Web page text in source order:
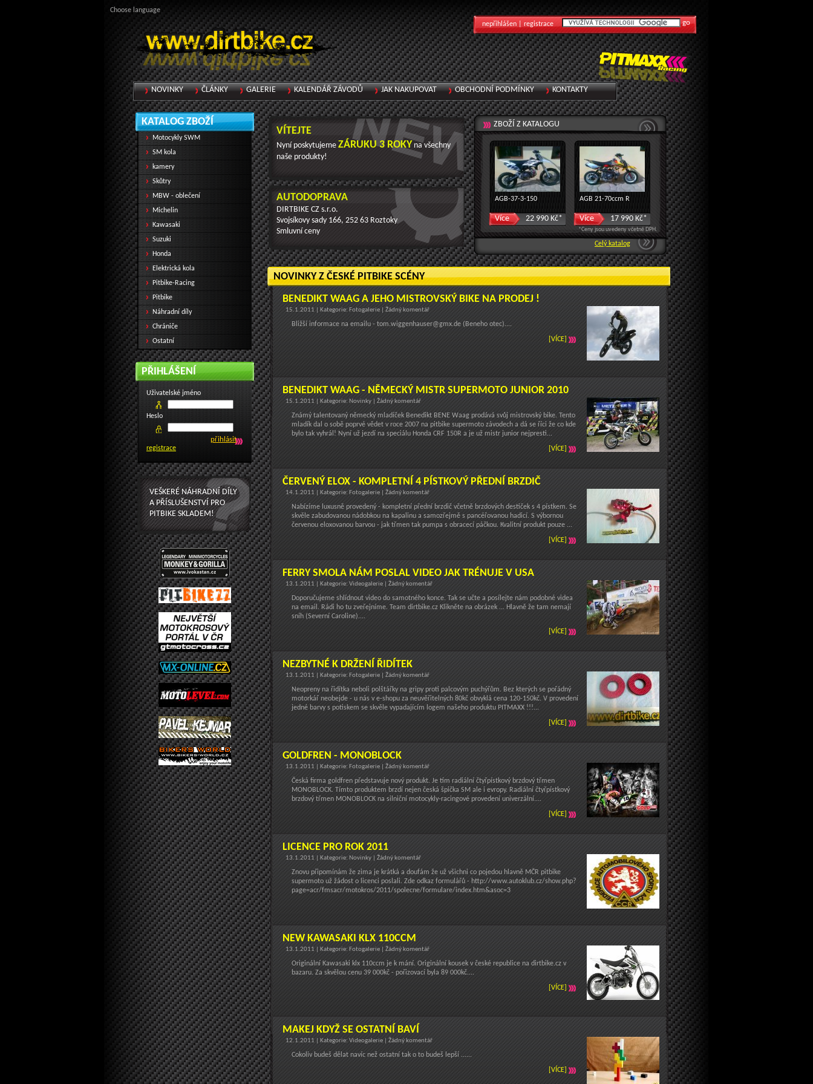
ZBOŽÍ Z KATALOGU
AGB-37-3-150
Více 22 990 Kč*
AGB 21-70ccm R
Více 17 990 Kč*
*Ceny jsou uvedeny včetně DPH.
Celý katalog
VÍTEJTE
Nyní poskytujeme ZÁRUKU 3 ROKY na všechny
naše produkty!
AUTODOPRAVA
DIRTBIKE CZ s.r.o.
Svojsíkovy sady 166, 252 63 Roztoky
Smluvní ceny
NOVINKY Z ČESKÉ PITBIKE SCÉNY
BENEDIKT WAAG A JEHO MISTROVSKÝ BIKE NA PRODEJ !
15.1.2011 | Kategorie: Fotogalerie | Žádný komentář
Bližší informace na emailu - tom.wiggenhauser@gmx.de (Beneho otec)....
[VÍCE]
BENEDIKT WAAG - NĚMECKÝ MISTR SUPERMOTO JUNIOR 2010
15.1.2011 | Kategorie: Novinky | Žádný komentář
Známý talentovaný německý mladíček Benedikt BENE Waag prodává svůj mistrovský bike. Tento
mladík dal o sobě poprvé vědet v roce 2007 na pitbike supermoto závodech a dá se říci že co kde
bylo tak vyhrál! Nyní už jezdí na speciálu Honda CRF 150R a je už mistr junior nejpresti...
[VÍCE]
ČERVENÝ ELOX - KOMPLETNÍ 4 PÍSTKOVÝ PŘEDNÍ BRZDIČ
14.1.2011 | Kategorie: Fotogalerie | Žádný komentář
Nabízíme luxusně provedený - kompletní přední brzdič včetně brzdových destiček s 4 pístkem. Se
skvěle zabudovanou nádobkou na kapalinu a samozřejmě s pancéřovanou hadicí. S výbornou
červenou eloxovanou barvou - jak třmen tak pumpa s obracecí páčkou. Kvalitní produkt pouze ...
[VÍCE]
FERRY SMOLA NÁM POSLAL VIDEO JAK TRÉNUJE V USA
13.1.2011 | Kategorie: Videogalerie | Žádný komentář
Doporučujeme shlídnout video do samotného konce. Tak se učte a posílejte nám podobné videa
na email. Rádi ho tu zveřejníme. Team dirtbike.cz Klikněte na obrázek ... Hlavně že tam nemají
sníh (Severní Caroline)....
[VÍCE]
NEZBYTNÉ K DRŽENÍ ŘIDÍTEK
13.1.2011 | Kategorie: Fotogalerie | Žádný komentář
Neopreny na řidítka neboli polštářky na gripy proti palcovým puchýřům. Bez kterých se pořádný
motorkář neobejde - u nás v e-shopu za neuvěřitelných 80kč obvyklá cena 120-150kč. V provedení
jedné barvy s potiskem se skvěle vypadajícím logem našeho produktu PITMAXX !!!...
[VÍCE]
GOLDFREN - MONOBLOCK
13.1.2011 | Kategorie: Fotogalerie | Žádný komentář
Česká firma goldfren představuje nový produkt. Je tím radiální čtyřpístkový brzdový třmen
MONOBLOCK. Tímto produktem brzdí nejen česká špička SM ale i evropy. Radiální čtyřpístkový
brzdový třmen MONOBLOCK na silniční motocykly-racingové provedení univerzální....
[VÍCE]
LICENCE PRO ROK 2011
13.1.2011 | Kategorie: Novinky | Žádný komentář
Znovu připomínám že zima je krátká a doufám že už všichni co pojedou hlavně MČR pitbike
supermoto už žádost o licenci poslali. Zde odkaz formulářů - http://www.autoklub.cz/show.php?
page=acr/fmsacr/motokros/2011/spolecne/formulare/index.htm&asoc=3
NEW KAWASAKI KLX 110CCM
13.1.2011 | Kategorie: Fotogalerie | Žádný komentář
Originální Kawasaki klx 110ccm je k mání. Originální kousek v české republice na dirtbike.cz v
bazaru. Za skvělou cenu 39 000kč - pořizovací byla 89 000kč....
[VÍCE]
MAKEJ KDYŽ SE OSTATNÍ BAVÍ
12.1.2011 | Kategorie: Videogalerie | Žádný komentář
Cokoliv budeš dělat navíc než ostatní tak o to budeš lepší ......
[VÍCE]
KATALOG ZBOŽÍ
Motocykly SWM
SM kola
kamery
Skůtry
MBW - oblečení
Michelin
Kawasaki
Suzuki
Honda
Elektrická kola
Pitbike-Racing
Pitbike
Náhradní díly
Chrániče
Ostatní
PŘIHLÁŠENÍ
Uživatelské jméno
Heslo
registrace
VEŠKERÉ NÁHRADNÍ DÍLY
A PŘÍSLUŠENSTVÍ PRO
PITBIKE SKLADEM!
NOVINKY ČLÁNKY GALERIE KALENDÁŘ ZÁVODŮ JAK NAKUPOVAT OBCHODNÍ PODMÍNKY KONTAKTY
nepřihlášen | registrace
Choose language